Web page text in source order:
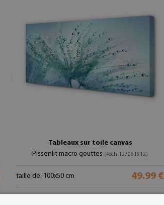
Tableaux sur toile canvas
Pissenlit macro gouttes (#och-127061912)
taille de: 100x50 cm 49.99 €